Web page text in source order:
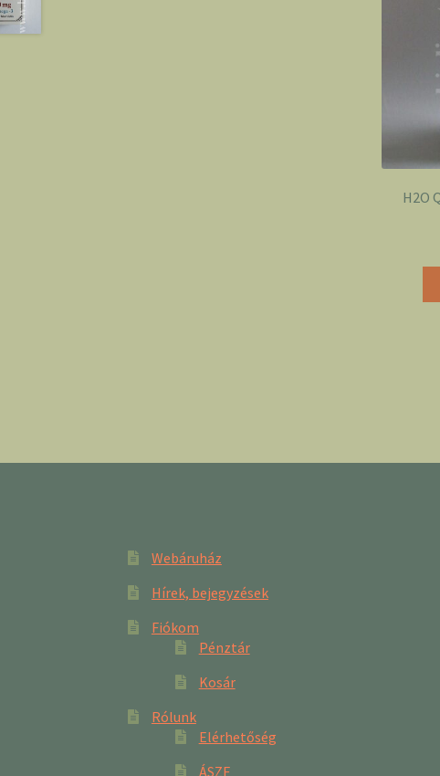
H2O
Webáruház
Hírek, bejegyzések
Fiókom
Pénztár
Kosár
Rólunk
Elérhetőség
ÁSZF